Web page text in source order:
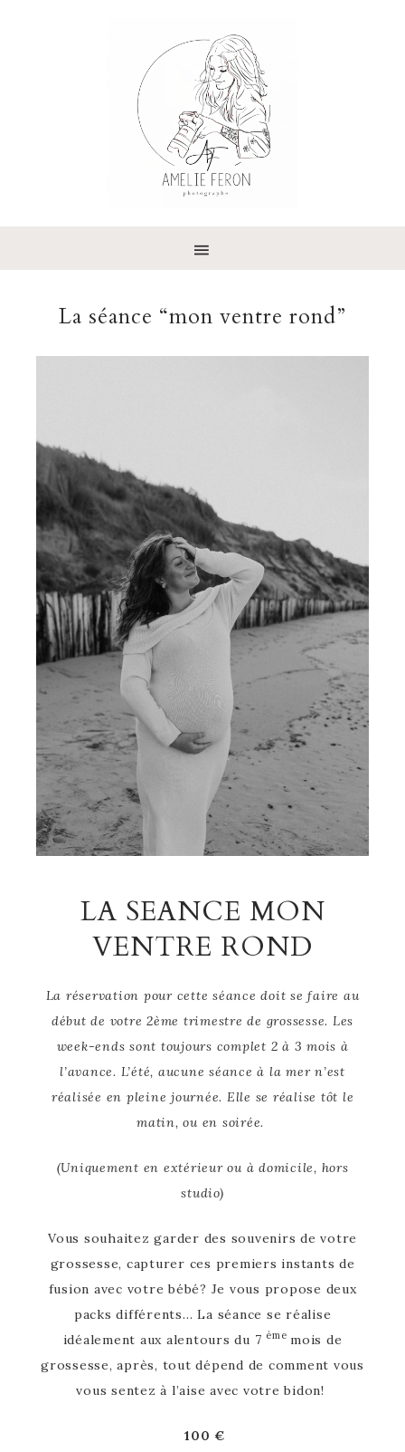
La séance “mon ventre rond”
LA SEANCE MON
VENTRE ROND
La réservation pour cette séance doit se faire au
début de votre 2ème trimestre de grossesse. Les
week-ends sont toujours complet 2 à 3 mois à
l’avance. L’été, aucune séance à la mer n’est
réalisée en pleine journée. Elle se réalise tôt le
matin, ou en soirée.
(Uniquement en extérieur ou à domicile, hors
studio)
Vous souhaitez garder des souvenirs de votre
grossesse, capturer ces premiers instants de
fusion avec votre bébé? Je vous propose deux
packs différents… La séance se réalise
idéalement aux alentours du 7 èmemois de
grossesse, après, tout dépend de comment vous
vous sentez à l’aise avec votre bidon!
100 €